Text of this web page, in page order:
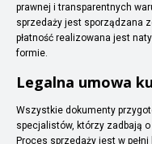
prawnej i transparentnych
sprzedaży jest sporządzana
płatność realizowana jest
formie.
Legalna umowa
Wszystkie dokumenty
specjalistów, którzy zadbają
Proces sprzedaży jest w